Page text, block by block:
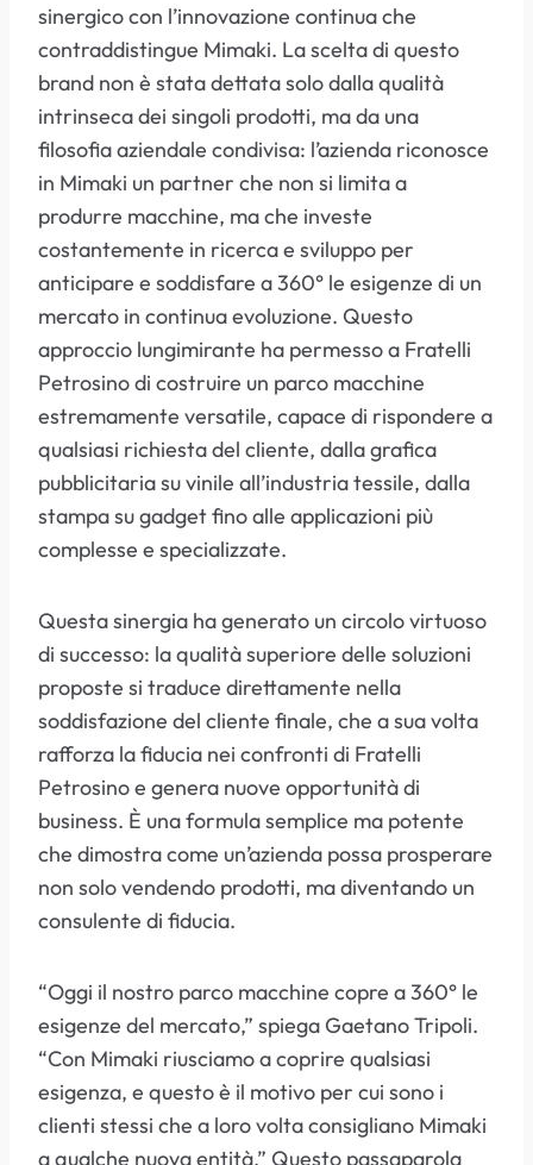
sinergico con l’innovazione continua che
contraddistingue Mimaki. La scelta di questo
brand non è stata dettata solo dalla qualità
intrinseca dei singoli prodotti, ma da una
filosofia aziendale condivisa: l’azienda riconosce
in Mimaki un partner che non si limita a
produrre macchine, ma che investe
costantemente in ricerca e sviluppo per
anticipare e soddisfare a 360° le esigenze di un
mercato in continua evoluzione. Questo
approccio lungimirante ha permesso a Fratelli
Petrosino di costruire un parco macchine
estremamente versatile, capace di rispondere a
qualsiasi richiesta del cliente, dalla grafica
pubblicitaria su vinile all’industria tessile, dalla
stampa su gadget fino alle applicazioni più
complesse e specializzate.
Questa sinergia ha generato un circolo virtuoso
di successo: la qualità superiore delle soluzioni
proposte si traduce direttamente nella
soddisfazione del cliente finale, che a sua volta
rafforza la fiducia nei confronti di Fratelli
Petrosino e genera nuove opportunità di
business. È una formula semplice ma potente
che dimostra come un’azienda possa prosperare
non solo vendendo prodotti, ma diventando un
consulente di fiducia.
“Oggi il nostro parco macchine copre a 360° le
esigenze del mercato,” spiega Gaetano Tripoli.
“Con Mimaki riusciamo a coprire qualsiasi
esigenza, e questo è il motivo per cui sono i
clienti stessi che a loro volta consigliano Mimaki
a qualche nuova entità.” Questo passaparola